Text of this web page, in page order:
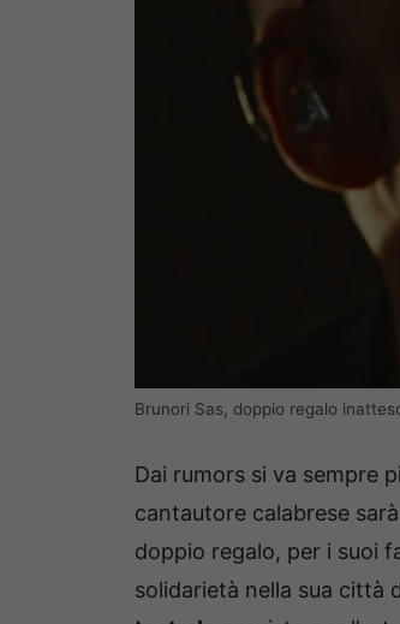
Brunori Sas, doppio regalo
Dai rumors si va sempre
cantautore calabrese
doppio regalo, per i suoi
solidarietà nella sua città